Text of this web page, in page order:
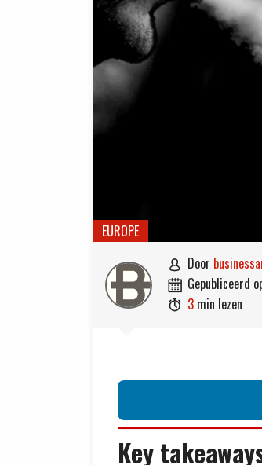
EUROPE
 door
 gepubliceerd
 3 min lezen
Key